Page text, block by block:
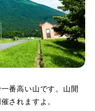
番高い山です。山開
されますよ。